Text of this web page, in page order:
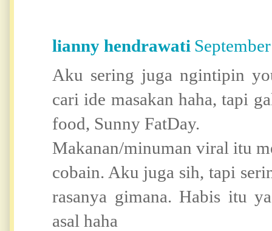
lianny hendrawati
Aku sering juga ngintipin
cari ide masakan haha, tapi
food, Sunny FatDay.
Makanan/minuman viral itu
cobain. Aku juga sih, tapi
rasanya gimana. Habis itu
asal haha